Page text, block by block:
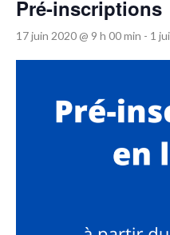
Pré-inscriptions
17 juin 2020 @ 9 h 00 min - 1